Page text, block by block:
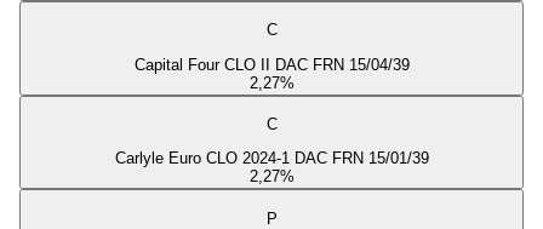
C
Capital Four CLO II DAC FRN 15/04/39
2,27%
C
Carlyle Euro CLO 2024-1 DAC FRN 15/01/39
2,27%
P